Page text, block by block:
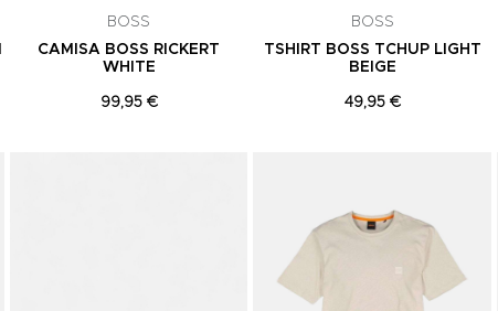
BOSS
CAMISA BOSS RICKERT
WHITE
99,95 €
BOSS
TSHIRT BOSS TCHUP LIGHT
BEIGE
49,95 €